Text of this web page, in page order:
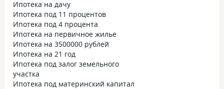
Ипотека на дачу
Ипотека под 11 процентов
Ипотека под 4 процента
Ипотека на первичное жилье
Ипотека на 3500000 рублей
Ипотека на 21 год
Ипотека под залог земельного
участка
Ипотека под материнский капитал